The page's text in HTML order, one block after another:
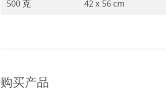
500 克 42 x 56 cm
购买产品